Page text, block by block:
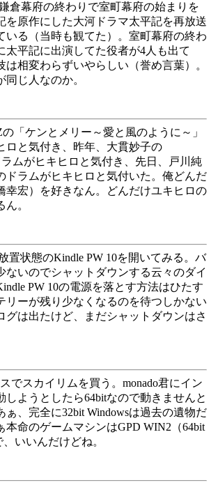
倉幕府の終わりで室町幕府の始まりを
を原作にした大河ドラマ太平記を再放送
いる（当時も観てた）。室町幕府の終わ
太平記に出演してた役者が4人も出て
は相変わらずいやらしい（誉め言葉）。
じ人なのか。
「ケンとメリー～愛と風のように～」
ロと気付き、昨年、大貫妙子の
ラムがヒキヒロと気付き、先日、戸川純
ドラムがヒキヒロと気付いた。俺どんだ
幸宏）を好きなん。どんだけユキヒロの
ん。
置状態のKindle PW 10を開いてみる。バ
ないのでシャットダウンする云々のダイ
PW 10の電源を落とす方法はひたす
リーが残り少なくなるのを待つしかない
グは出たけど、まだシャットダウンはさ
でスカイリムを買う。monado君にイン
しようとしたら64bitなので動きませんと
ぁ、完全に32bit Windowsは過去の遺物だ
本命のゲームマシンはGPD WIN2（64bit
いいんだけどね。